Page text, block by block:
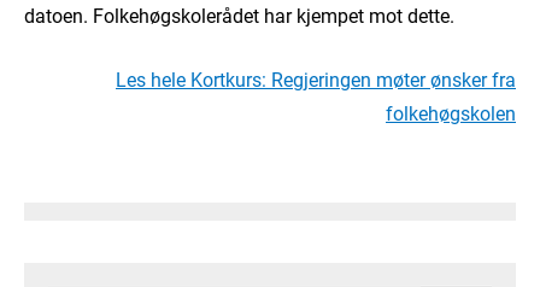
datoen. Folkehøgskolerådet har kjempet mot dette.
Les hele Kortkurs: Regjeringen møter ønsker fra
folkehøgskolen